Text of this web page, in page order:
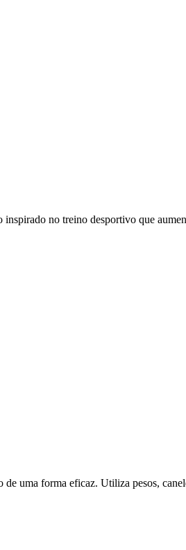
no treino desportivo que
uma forma eficaz. Utiliza pesos,